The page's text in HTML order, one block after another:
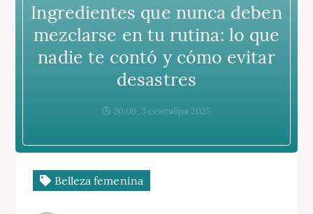
Ingredientes que nunca deben
mezclarse en tu rutina: lo que
nadie te contó y cómo evitar
desastres
20:09, 3 сентября 2025
Belleza femenina